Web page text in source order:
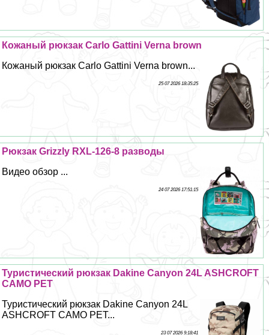
Кожаный рюкзак Carlo Gattini Verna brown
Кожаный рюкзак Carlo Gattini Verna brown...
25 07 2026 18:35:25
Рюкзак Grizzly RXL-126-8 разводы
Видео обзор ...
24 07 2026 17:51:15
Туристический рюкзак Dakine Canyon 24L ASHCROFT
CAMO PET
Туристический рюкзак Dakine Canyon 24L
ASHCROFT CAMO PET...
23 07 2026 9:18:41